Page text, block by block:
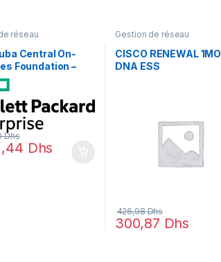
réseau
Central On-
Foundation –
(3
d’accès
Dhs
Dhs
Gestion de réseau
CISCO RENEWAL 1MO
DNA ESS
300,87 Dhs
426,98Dhs